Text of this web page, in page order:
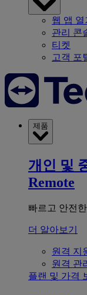
웹 앱 열
관리 콘
티켓
고객 포
제품
개인 및
Remote
빠르고 안전
더 알아보기
원격 지
원격 관
플랜 및 가격